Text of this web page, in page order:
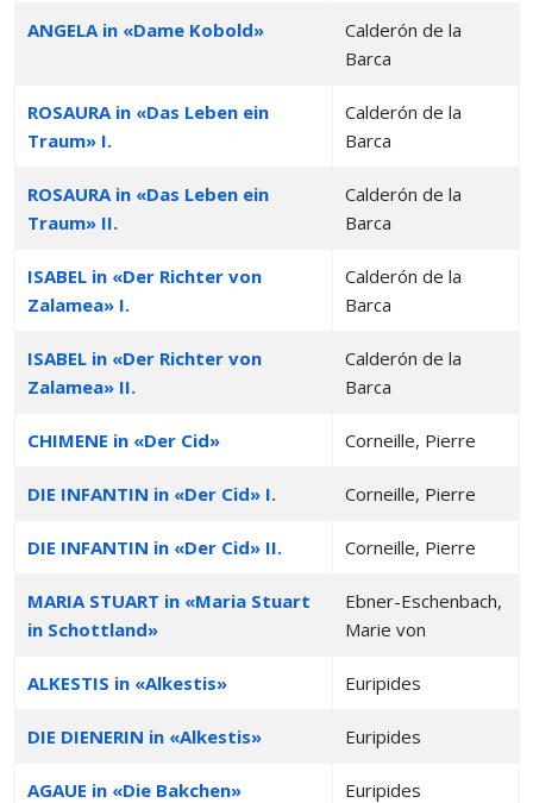
ANGELA in «Dame Kobold»
Calderón de la
Barca
ROSAURA in «Das Leben ein
Traum» I.
Calderón de la
Barca
ROSAURA in «Das Leben ein
Traum» II.
Calderón de la
Barca
ISABEL in «Der Richter von
Zalamea» I.
Calderón de la
Barca
ISABEL in «Der Richter von
Zalamea» II.
Calderón de la
Barca
CHIMENE in «Der Cid» Corneille, Pierre
DIE INFANTIN in «Der Cid» I. Corneille, Pierre
DIE INFANTIN in «Der Cid» II. Corneille, Pierre
MARIA STUART in «Maria Stuart
in Schottland»
Ebner-Eschenbach,
Marie von
ALKESTIS in «Alkestis» Euripides
DIE DIENERIN in «Alkestis» Euripides
AGAUE in «Die Bakchen» Euripides